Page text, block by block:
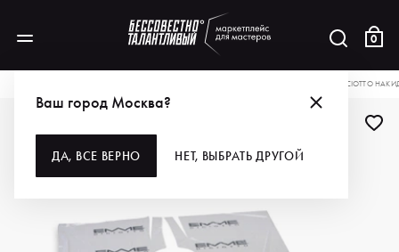
0
Ваш город Москва?
ДА, ВСЕ ВЕРНО НЕТ, ВЫБРАТЬ ДРУГОЙ
EMMEDICIOTTO